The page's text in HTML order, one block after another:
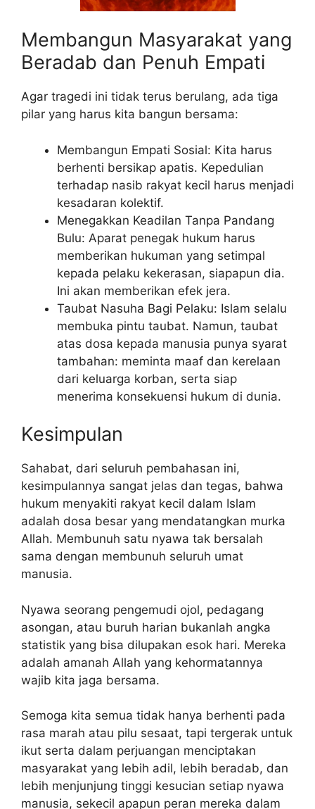
Membangun Masyarakat yang
Beradab dan Penuh Empati
Agar tragedi ini tidak terus berulang, ada tiga
pilar yang harus kita bangun bersama:
Membangun Empati Sosial: Kita harus
berhenti bersikap apatis. Kepedulian
terhadap nasib rakyat kecil harus menjadi
kesadaran kolektif.
Menegakkan Keadilan Tanpa Pandang
Bulu: Aparat penegak hukum harus
memberikan hukuman yang setimpal
kepada pelaku kekerasan, siapapun dia.
Ini akan memberikan efek jera.
Taubat Nasuha Bagi Pelaku: Islam selalu
membuka pintu taubat. Namun, taubat
atas dosa kepada manusia punya syarat
tambahan: meminta maaf dan kerelaan
dari keluarga korban, serta siap
menerima konsekuensi hukum di dunia.
Kesimpulan
Sahabat, dari seluruh pembahasan ini,
kesimpulannya sangat jelas dan tegas, bahwa
hukum menyakiti rakyat kecil dalam Islam
adalah dosa besar yang mendatangkan murka
Allah. Membunuh satu nyawa tak bersalah
sama dengan membunuh seluruh umat
manusia.
Nyawa seorang pengemudi ojol, pedagang
asongan, atau buruh harian bukanlah angka
statistik yang bisa dilupakan esok hari. Mereka
adalah amanah Allah yang kehormatannya
wajib kita jaga bersama.
Semoga kita semua tidak hanya berhenti pada
rasa marah atau pilu sesaat, tapi tergerak untuk
ikut serta dalam perjuangan menciptakan
masyarakat yang lebih adil, lebih beradab, dan
lebih menjunjung tinggi kesucian setiap nyawa
manusia, sekecil apapun peran mereka dalam